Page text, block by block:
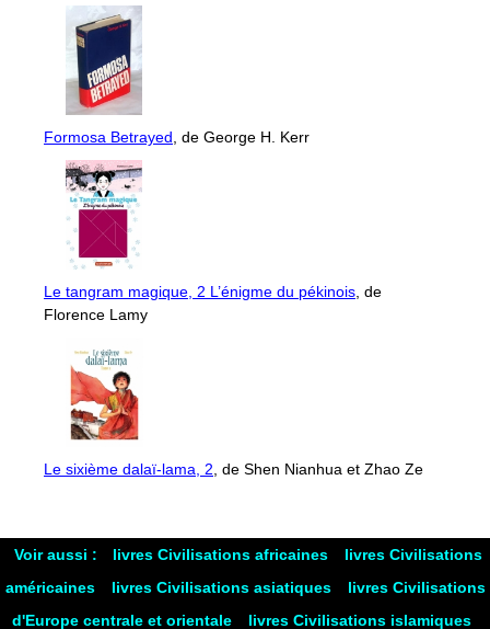
Formosa Betrayed, de George H. Kerr
Le tangram magique, 2 L’énigme du pékinois, de
Florence Lamy
Le sixième dalaï-lama, 2, de Shen Nianhua et Zhao Ze
Voir aussi : livres Civilisations africaines
livres Civilisations
américaines
livres Civilisations asiatiques
livres Civilisations
d'Europe centrale et orientale
livres Civilisations islamiques